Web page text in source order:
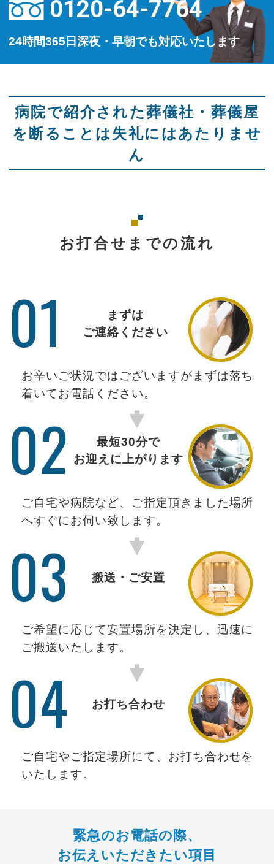
0120-64-7764
24時間365日深夜・早朝でも対応いたします
病院で紹介された葬儀社・葬儀屋
を断ることは失礼にはあたりませ
ん
お打合せまでの流れ
01
まずは
ご連絡ください
お辛いご状況ではございますがまずは落ち
着いてお電話ください。
02
最短30分で
お迎えに上がります
ご自宅や病院など、ご指定頂きました場所
へすぐにお伺い致します。
03 搬送・ご安置
ご希望に応じて安置場所を決定し、迅速に
ご搬送いたします。
04 お打ち合わせ
ご自宅やご指定場所にて、お打ち合わせを
いたします。
緊急のお電話の際、
お伝えいただきたい項目